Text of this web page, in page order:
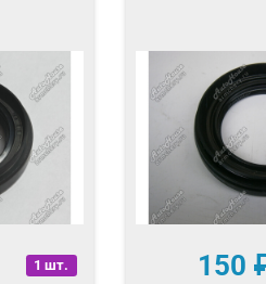
1 шт. 150